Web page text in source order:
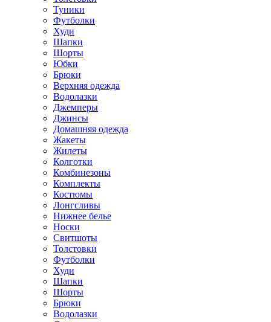
Туники
Футболки
Худи
Шапки
Шорты
Юбки
Брюки
Верхняя одежда
Водолазки
Джемперы
Джинсы
Домашняя одежда
Жакеты
Жилеты
Колготки
Комбинезоны
Комплекты
Костюмы
Лонгсливы
Нижнее белье
Носки
Свитшоты
Толстовки
Футболки
Худи
Шапки
Шорты
Брюки
Водолазки